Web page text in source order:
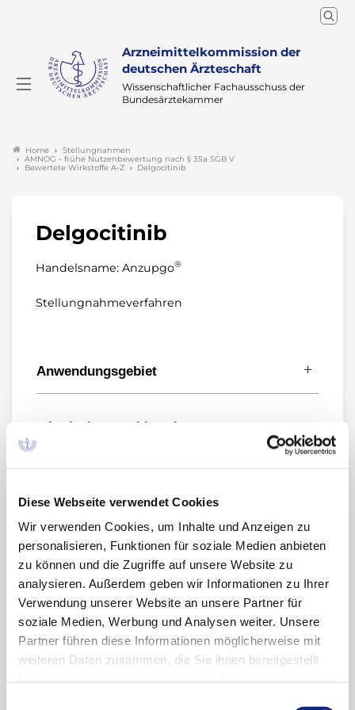
Diese Webseite verwendet Cookies
Wir verwenden Cookies, um Inhalte und Anzeigen zu
personalisieren, Funktionen für soziale Medien anbieten
zu können und die Zugriffe auf unsere Website zu
analysieren. Außerdem geben wir Informationen zu Ihrer
Verwendung unserer Website an unsere Partner für
soziale Medien, Werbung und Analysen weiter. Unsere
Partner führen diese Informationen möglicherweise mit
weiteren Daten zusammen, die Sie ihnen bereitgestellt
Arzneimittelkommission der
deutschen Ärzteschaft
Wissenschaftlicher Fachausschuss der
Bundesärztekammer
Home
Stellungnahmen
AMNOG - frühe Nutzenbewertung nach § 35a SGB V
Bewertete Wirkstoffe A-Z
Delgocitinib
Delgocitinib
Handelsname: Anzupgo®
Stellungnahmeverfahren
Anwendungsgebiet
Mittelschweres bis schweres chronisches
oder nicht geeignet sind.
mittelschweres bis schweres
Stellungnahme der AkdÄ (05.02.2025)
Fazit der AkdÄ*
Die AkdÄ schließt sich der
Einschätzung des IQWiG an, dass der
Zusatznutzen von Delgocitinib bei
Erwachsenen mit mittelschwerem bis
schwerem chronischem Handekzem,